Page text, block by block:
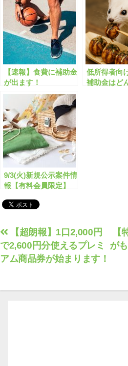
【速報】食費に補助金
が出ます！
低所得者向
補助金はど
9/3(火)新規公示案件情
報【有料会員限定】
投
稿
ナ
ゲ
【
が
【超朗報】1口2,000円
で2,600円分使えるプレミ
アム商品券が始まります！